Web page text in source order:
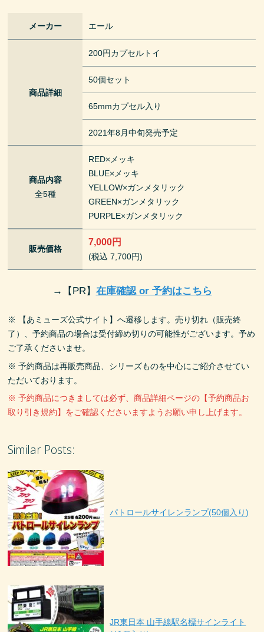
メーカー エール
商品詳細
200円カプセルトイ
50個セット
65mmカプセル入り
2021年8月中旬発売予定
商品内容
全5種
RED×メッキ
BLUE×メッキ
YELLOW×ガンメタリック
GREEN×ガンメタリック
PURPLE×ガンメタリック
販売価格
7,000円
(税込 7,700円)
→ 【PR】 在庫確認 or 予約はこちら
※ 【あミューズ公式サイト】へ遷移します。売り切れ（販売終
了）、予約商品の場合は受付締め切りの可能性がございます。予め
ご了承くださいませ。
※ 予約商品は再販売商品、シリーズものを中心にご紹介させてい
ただいております。
※ 予約商品につきましては必ず、商品詳細ページの【予約商品お
取り引き規約】をご確認くださいますようお願い申し上げます。
Similar Posts:
パトロールサイレンランプ(50個入り)
JR東日本 山手線駅名標サインライト